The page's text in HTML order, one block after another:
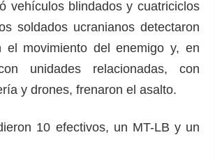
vehículos blindados y cuatriciclos
soldados ucranianos detectaron
el movimiento del enemigo y, en
unidades relacionadas, con
y drones, frenaron el asalto.
10 efectivos, un MT-LB y un